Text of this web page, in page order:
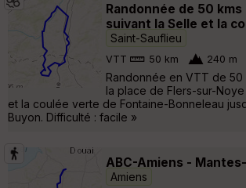
Randonnée de 50
suivant la Selle et la
Saint-Sauflieu
VTT 50 km 240 m
Randonnée en VTT de 50
la place de Flers-sur-
et la coulée verte de Fontaine-Bonneleau
Buyon. Difficulté : facile »
ABC-Amiens -
Amiens